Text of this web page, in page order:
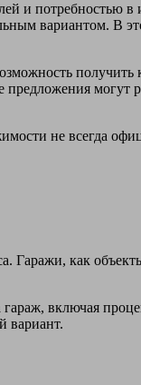
и потребностью
вариантом. В
могут
не всегда
Гаражи, как
включая
вариант.